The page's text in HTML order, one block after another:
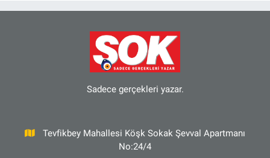
Sadece gerçekleri yazar.
Tevfikbey Mahallesi Köşk Sokak Şevval Apartmanı
No:24/4